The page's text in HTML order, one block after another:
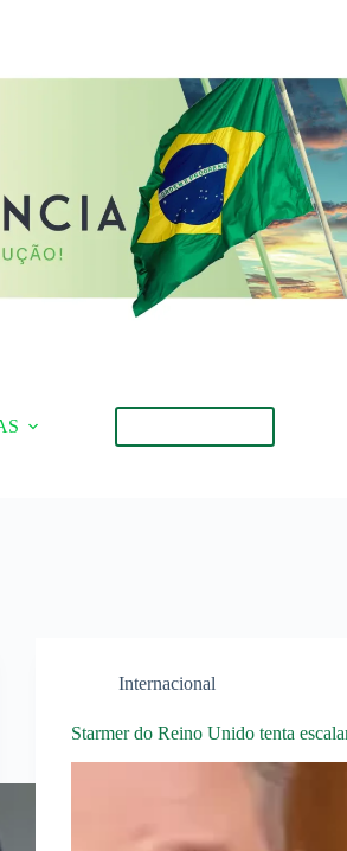
Internacional
Starmer do Reino Unido tenta